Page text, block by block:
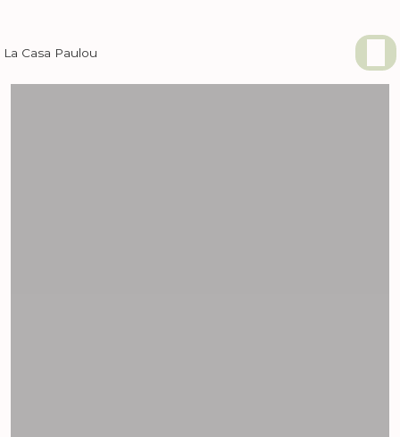
La Casa Paulou